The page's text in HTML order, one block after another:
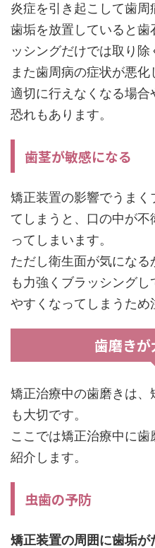
炎症を引き起こして歯周
歯垢を放置していると歯
ッシングだけでは取り除
また歯周病の症状が悪
適切に行えなくなる場合
恐れもあります。
歯茎が敏感になる
矯正装置の影響でうま
てしまうと、口の中が
ってしまいます。
ただし衛生面が気になる
も力強くブラッシング
やすくなってしまうため
歯磨き
矯正治療中の歯磨きは
も大切です。
ここでは矯正治療中に
紹介します。
虫歯の予防
矯正装置の周囲に歯垢